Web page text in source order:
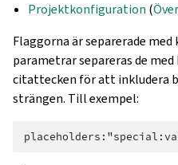
Projektkonfiguration (
Flaggorna är separerade
parametrar separeras de med
citattecken för att inkludera
strängen. Till exempel: